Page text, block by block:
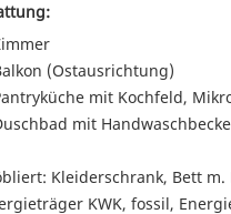
(Ostausrichtung)
mit Kochfeld,
mit
Kleiderschrank, Bett m.
KWK, fossil,